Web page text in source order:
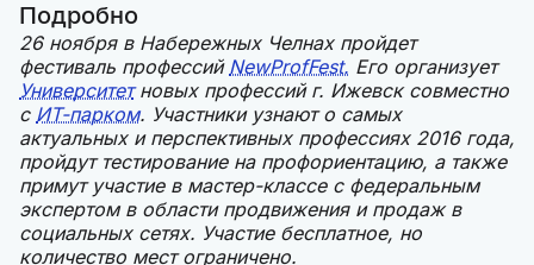
Подробно
26 ноября в Набережных Челнах пройдет
фестиваль профессий NewProfFest. Его организует
Университетновых профессий г. Ижевск совместно
с ИТ-парком. Участники узнают о самых
актуальных и перспективных профессиях 2016 года,
пройдут тестирование на профориентацию, а также
примут участие в мастер-классе с федеральным
экспертом в области продвижения и продаж в
социальных сетях. Участие бесплатное, но
количество мест ограничено.